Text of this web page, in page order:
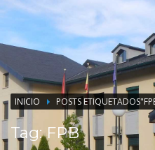
INICIO POSTS
Tag: FPB